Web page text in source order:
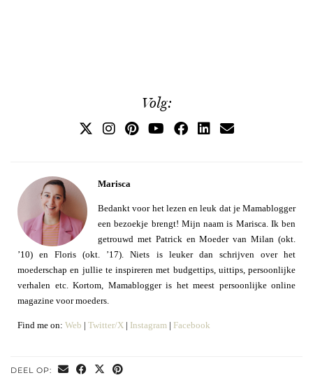
Volg:
Marisca
Bedankt voor het lezen en leuk dat je Mamablogger
een bezoekje brengt! Mijn naam is Marisca. Ik ben
getrouwd met Patrick en Moeder van Milan (okt.
’10) en Floris (okt. ’17). Niets is leuker dan schrijven over het
moederschap en jullie te inspireren met budgettips, uittips, persoonlijke
verhalen etc. Kortom, Mamablogger is het meest persoonlijke online
magazine voor moeders.
Find me on: Web | Twitter/X | Instagram | Facebook
DEEL OP: